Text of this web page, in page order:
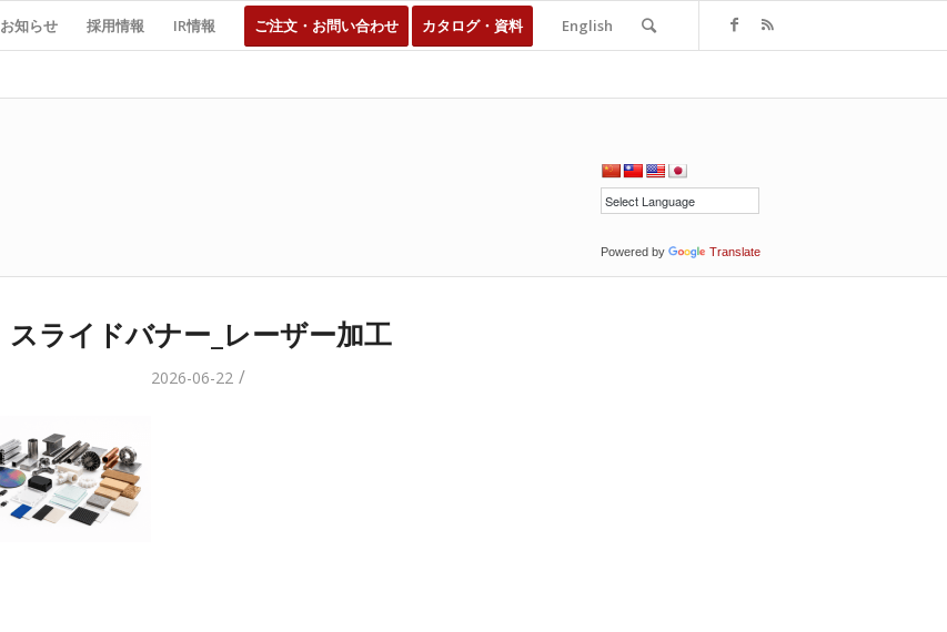
お知らせ 採用情報 IR情報 ご注文・お問い合わせ カタログ・資料 English
Powered by Translate
スライドバナー_レーザー加工
2026-06-22 /